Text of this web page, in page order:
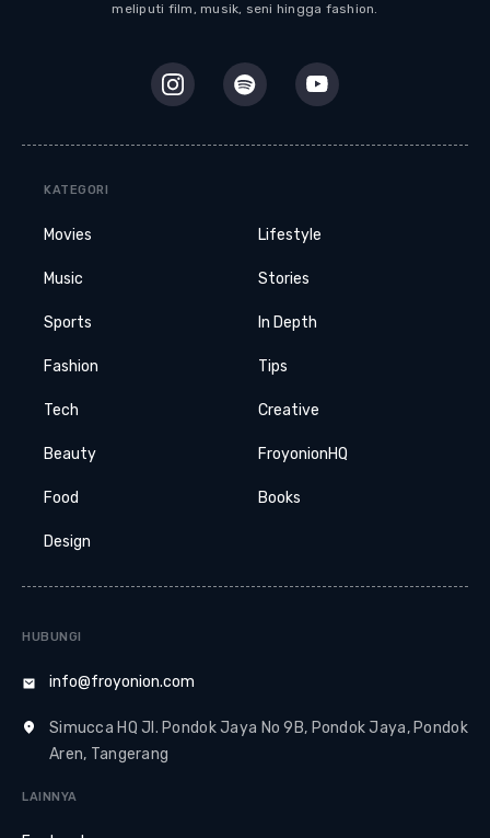
KATEGORI
Movies
Music
Sports
Fashion
Tech
Beauty
Food
Design
Lifestyle
Stories
In Depth
Tips
Creative
FroyonionHQ
Books
meliputi film, musik, seni hingga fashion.
HUBUNGI
info@froyonion.com
Simucca HQ Jl. Pondok Jaya No 9B, Pondok Jaya, Pondok
Aren, Tangerang
LAINNYA